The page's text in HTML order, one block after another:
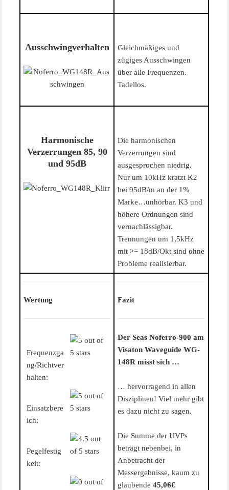
Ausschwingverhalten
Gleichmäßiges und
zügiges Ausschwingen
über alle Frequenzen.
Tadellos.
Harmonische
Verzerrungen 85, 90
und 95dB
Die harmonischen
Verzerrungen sind
ausgesprochen niedrig.
Nur um 10kHz kratzt K2
bei 95dB/m an der 1%
Marke…unhörbar. K3 und
höhere Ordnungen sind
vernachlässigbar.
Trennungen um 1,5kHz
mit >= 18dB/Okt sind ohne
Probleme realisierbar.
Wertung
Frequenzga
ng/Richtver
halten:
Einsatzbere
ich:
Pegelfestig
keit:
Fazit
Der Seas Noferro-900 am
Visaton Waveguide WG-
148R misst sich …
… hervorragend in allen
Disziplinen! Viel mehr gibt
es dazu nicht zu sagen.
Die Summe der UVPs
beträgt nebenbei, in
Anbetracht der
Messergebnisse, kaum zu
glaubende 45,06€